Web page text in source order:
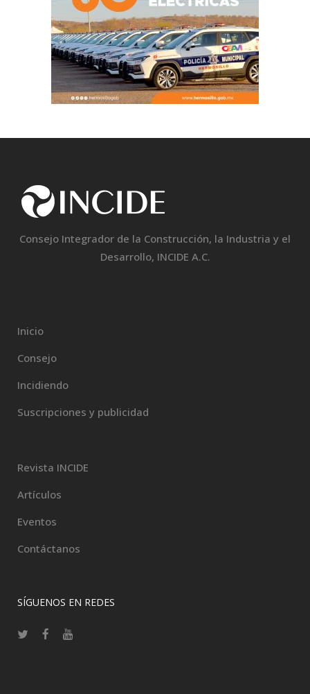
Consejo Integrador de la Construcción, la Industria y el
Desarrollo, INCIDE A.C.
Inicio
Consejo
Incidiendo
Suscripciones y publicidad
Revista INCIDE
Artículos
Eventos
Contáctanos
SÍGUENOS EN REDES